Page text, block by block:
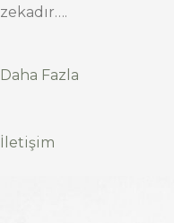
zekadır….
Daha Fazla
İletişim